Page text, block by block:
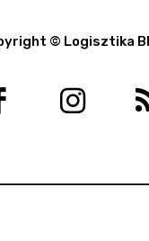
© Logisztika